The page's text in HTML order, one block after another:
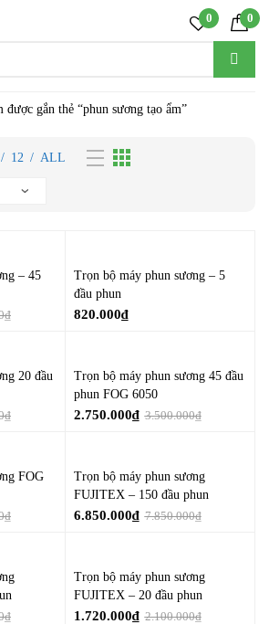
0 0
được gắn thẻ “phun sương tạo ẩm”
/ 12 / ALL
– 45
₫
Trọn bộ máy phun sương – 5
đầu phun
820.000₫
20 đầu
₫
Trọn bộ máy phun sương 45 đầu
phun FOG 6050
3.500.000₫
2.750.000₫
FOG
₫
Trọn bộ máy phun sương
FUJITEX – 150 đầu phun
7.850.000₫
6.850.000₫
₫
Trọn bộ máy phun sương
FUJITEX – 20 đầu phun
2.100.000₫
1.720.000₫